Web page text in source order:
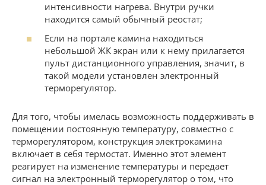
интенсивности нагрева. Внутри ручки
находится самый обычный реостат;
Если на портале камина находиться
небольшой ЖК экран или к нему прилагается
пульт дистанционного управления, значит, в
такой модели установлен электронный
терморегулятор.
Для того, чтобы имелась возможность поддерживать в
помещении постоянную температуру, совместно с
терморегулятором, конструкция электрокамина
включает в себя термостат. Именно этот элемент
реагирует на изменение температуры и передает
сигнал на электронный терморегулятор о том, что